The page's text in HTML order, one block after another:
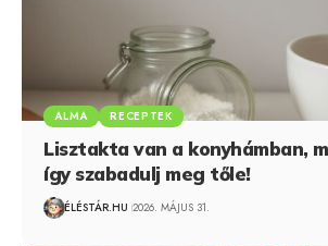
ALMA RECEPTEK
Lisztakta van a konyhámban,
így szabadulj meg tőle!
ÉLÉSTÁR.HU 2026. MÁJUS 31.